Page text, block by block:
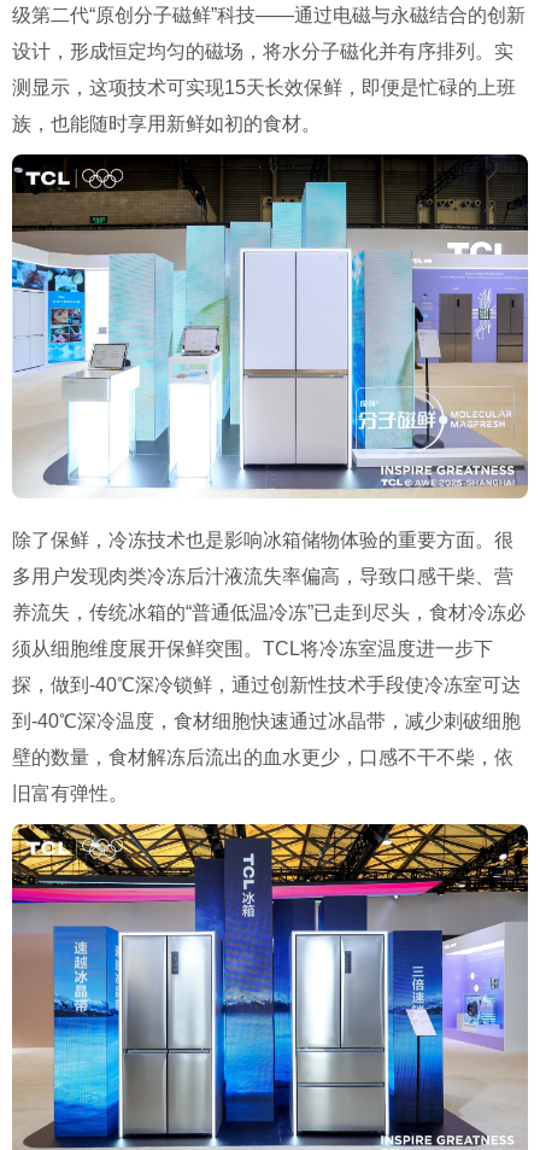
级第二代“原创分子磁鲜”科技——通过电磁与永磁结合的创新
设计，形成恒定均匀的磁场，将水分子磁化并有序排列。实
测显示，这项技术可实现15天长效保鲜，即便是忙碌的上班
族，也能随时享用新鲜如初的食材。
除了保鲜，冷冻技术也是影响冰箱储物体验的重要方面。很
多用户发现肉类冷冻后汁液流失率偏高，导致口感干柴、营
养流失，传统冰箱的“普通低温冷冻”已走到尽头，食材冷冻必
须从细胞维度展开保鲜突围。TCL将冷冻室温度进一步下
探，做到-40℃深冷锁鲜，通过创新性技术手段使冷冻室可达
到-40℃深冷温度，食材细胞快速通过冰晶带，减少刺破细胞
壁的数量，食材解冻后流出的血水更少，口感不干不柴，依
旧富有弹性。